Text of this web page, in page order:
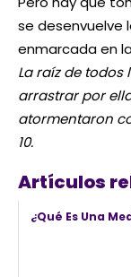
se desenvuelve
enmarcada en
La raíz de todos
arrastrar por
atormentaron
10.
Artículos
¿Qué Es Una